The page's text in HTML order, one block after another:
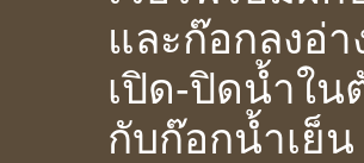
และก๊อกลงอ่า
เปิด-ปิดน้ำใน
กับก๊อกน้ำเย็